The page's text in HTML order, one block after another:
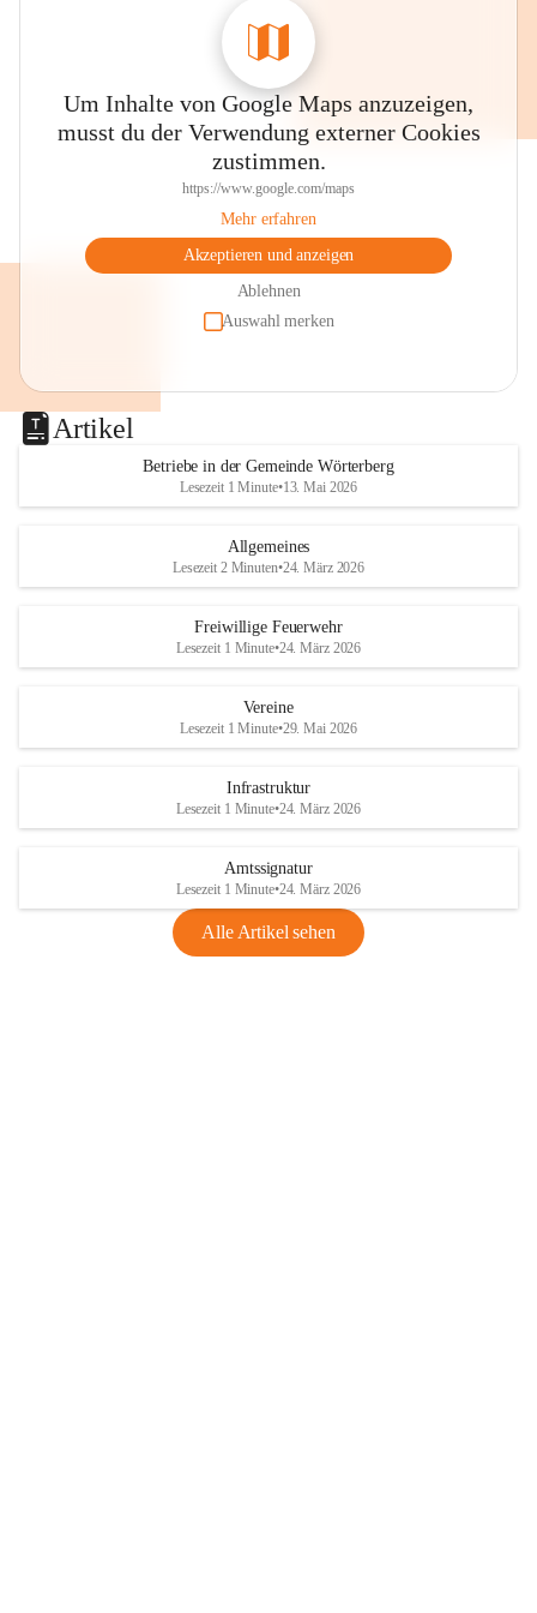
Um Inhalte von Google Maps anzuzeigen,
musst du der Verwendung externer Cookies
zustimmen.
https://www.google.com/maps
Mehr erfahren
Akzeptieren und anzeigen
Ablehnen
Auswahl merken
Artikel
Betriebe in der Gemeinde Wörterberg
Lesezeit 1 Minute•13. Mai 2026
Allgemeines
Lesezeit 2 Minuten•24. März 2026
Freiwillige Feuerwehr
Lesezeit 1 Minute•24. März 2026
Vereine
Lesezeit 1 Minute•29. Mai 2026
Infrastruktur
Lesezeit 1 Minute•24. März 2026
Amtssignatur
Lesezeit 1 Minute•24. März 2026
Alle Artikel sehen